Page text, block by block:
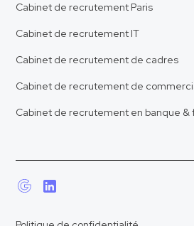
Cabinet de recrutement Paris
Cabinet de recrutement IT
Cabinet de recrutement de cadres
Cabinet de recrutement de
Cabinet de recrutement en banque &